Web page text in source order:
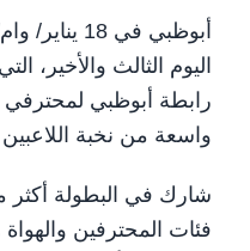
أبوظبي
واسعة من نخبة
فئات المحترفين